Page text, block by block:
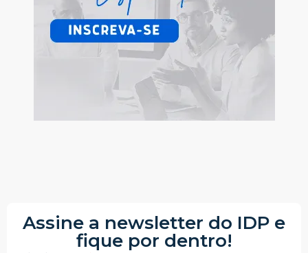
Assine a newsletter do IDP e
fique por dentro!